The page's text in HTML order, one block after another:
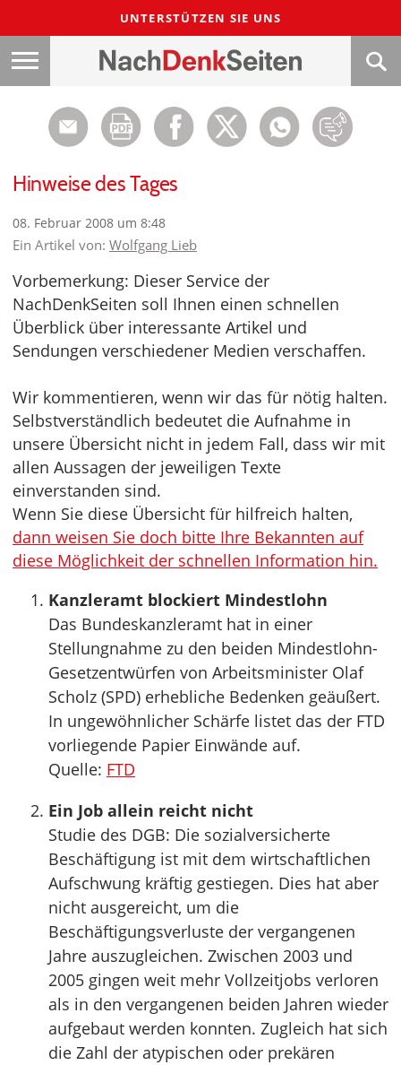
UNTERSTÜTZEN SIE UNS
Hinweise des Tages
08. Februar 2008 um 8:48
Ein Artikel von: Wolfgang Lieb
Vorbemerkung: Dieser Service der
NachDenkSeiten soll Ihnen einen schnellen
Überblick über interessante Artikel und
Sendungen verschiedener Medien verschaffen.
Wir kommentieren, wenn wir das für nötig halten.
Selbstverständlich bedeutet die Aufnahme in
unsere Übersicht nicht in jedem Fall, dass wir mit
allen Aussagen der jeweiligen Texte
einverstanden sind.
Wenn Sie diese Übersicht für hilfreich halten,
dann weisen Sie doch bitte Ihre Bekannten auf
diese Möglichkeit der schnellen Information hin.
Kanzleramt blockiert Mindestlohn
Das Bundeskanzleramt hat in einer
Stellungnahme zu den beiden Mindestlohn-
Gesetzentwürfen von Arbeitsminister Olaf
Scholz (SPD) erhebliche Bedenken geäußert.
In ungewöhnlicher Schärfe listet das der FTD
vorliegende Papier Einwände auf.
Quelle: FTD
Ein Job allein reicht nicht
Studie des DGB: Die sozialversicherte
Beschäftigung ist mit dem wirtschaftlichen
Aufschwung kräftig gestiegen. Dies hat aber
nicht ausgereicht, um die
Beschäftigungsverluste der vergangenen
Jahre auszugleichen. Zwischen 2003 und
2005 gingen weit mehr Vollzeitjobs verloren
als in den vergangenen beiden Jahren wieder
aufgebaut werden konnten. Zugleich hat sich
die Zahl der atypischen oder prekären